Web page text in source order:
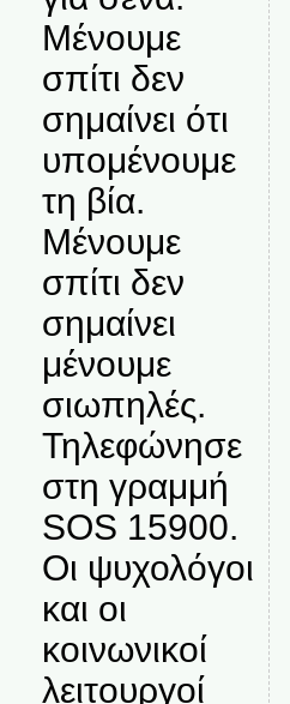
Μένουμε
σπίτι δεν
σημαίνει ότι
υπομένουμε
τη βία.
Μένουμε
σπίτι δεν
σημαίνει
μένουμε
σιωπηλές.
Τηλεφώνησε
στη γραμμή
SOS 15900.
Οι ψυχολόγοι
και οι
κοινωνικοί
λειτουργοί